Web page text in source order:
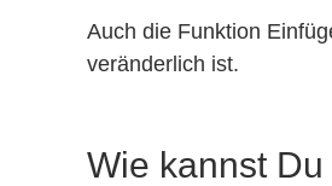
Auch die Funktion
veränderlich ist.
Wie kannst